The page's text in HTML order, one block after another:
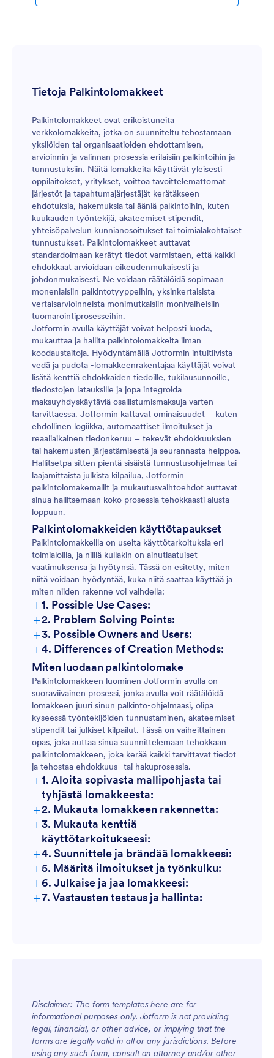
Tietoja Palkintolomakkeet
Palkintolomakkeet ovat erikoistuneita
verkkolomakkeita, jotka on suunniteltu tehostamaan
yksilöiden tai organisaatioiden ehdottamisen,
arvioinnin ja valinnan prosessia erilaisiin palkintoihin ja
tunnustuksiin. Näitä lomakkeita käyttävät yleisesti
oppilaitokset, yritykset, voittoa tavoittelemattomat
järjestöt ja tapahtumajärjestäjät kerätäkseen
ehdotuksia, hakemuksia tai ääniä palkintoihin, kuten
kuukauden työntekijä, akateemiset stipendit,
yhteisöpalvelun kunnianosoitukset tai toimialakohtaiset
tunnustukset. Palkintolomakkeet auttavat
standardoimaan kerätyt tiedot varmistaen, että kaikki
ehdokkaat arvioidaan oikeudenmukaisesti ja
johdonmukaisesti. Ne voidaan räätälöidä sopimaan
monenlaisiin palkintotyyppeihin, yksinkertaisista
vertaisarvioinneista monimutkaisiin monivaiheisiin
tuomarointiprosesseihin.
Jotformin avulla käyttäjät voivat helposti luoda,
mukauttaa ja hallita palkintolomakkeita ilman
koodaustaitoja. Hyödyntämällä Jotformin intuitiivista
vedä ja pudota -lomakkeenrakentajaa käyttäjät voivat
lisätä kenttiä ehdokkaiden tiedoille, tukilausunnoille,
tiedostojen latauksille ja jopa integroida
maksuyhdyskäytäviä osallistumismaksuja varten
tarvittaessa. Jotformin kattavat ominaisuudet – kuten
ehdollinen logiikka, automaattiset ilmoitukset ja
reaaliaikainen tiedonkeruu – tekevät ehdokkuuksien
tai hakemusten järjestämisestä ja seurannasta helppoa.
Hallitsetpa sitten pientä sisäistä tunnustusohjelmaa tai
laajamittaista julkista kilpailua, Jotformin
palkintolomakemallit ja mukautusvaihtoehdot auttavat
sinua hallitsemaan koko prosessia tehokkaasti alusta
loppuun.
Palkintolomakkeiden käyttötapaukset
Palkintolomakkeilla on useita käyttötarkoituksia eri
toimialoilla, ja niillä kullakin on ainutlaatuiset
vaatimuksensa ja hyötynsä. Tässä on esitetty, miten
niitä voidaan hyödyntää, kuka niitä saattaa käyttää ja
miten niiden rakenne voi vaihdella:
+1. Possible Use Cases:
+2. Problem Solving Points:
+3. Possible Owners and Users:
+4. Differences of Creation Methods:
Miten luodaan palkintolomake
Palkintolomakkeen luominen Jotformin avulla on
suoraviivainen prosessi, jonka avulla voit räätälöidä
lomakkeen juuri sinun palkinto-ohjelmaasi, olipa
kyseessä työntekijöiden tunnustaminen, akateemiset
stipendit tai julkiset kilpailut. Tässä on vaiheittainen
opas, joka auttaa sinua suunnittelemaan tehokkaan
palkintolomakkeen, joka kerää kaikki tarvittavat tiedot
ja tehostaa ehdokkuus- tai hakuprosessia.
+1. Aloita sopivasta mallipohjasta tai
tyhjästä lomakkeesta:
+2. Mukauta lomakkeen rakennetta:
+3. Mukauta kenttiä
käyttötarkoitukseesi:
+4. Suunnittele ja brändää lomakkeesi:
+5. Määritä ilmoitukset ja työnkulku:
+6. Julkaise ja jaa lomakkeesi:
+7. Vastausten testaus ja hallinta:
Disclaimer: The form templates here are for
informational purposes only. Jotform is not providing
legal, financial, or other advice, or implying that the
forms are legally valid in all or any jurisdictions. Before
using any such form, consult an attorney and/or other